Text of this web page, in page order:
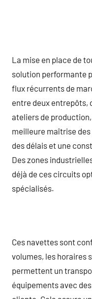
La mise en place de
solution performante
flux récurrents de
entre deux entrepôts,
ateliers de
meilleure maîtrise
des délais et une
Des zones
déjà de ces circuits
spécialisés.
Ces navettes sont
volumes, les horaires
permettent un
équipements avec